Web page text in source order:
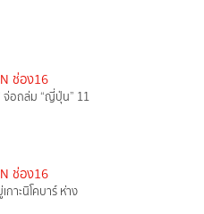
ช่อง16
จ่อถล่ม “ญี่ปุ่น” 11
ช่อง16
กาะนิโคบาร์ ห่าง